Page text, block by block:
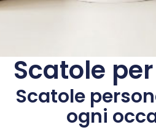
Scatole
Scatole
ogni